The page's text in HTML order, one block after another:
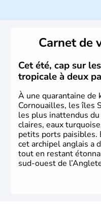
Histoire et
L'Angleterre est l’une
Royaume-Uni. Elle est
d’habitants, les Anglais,
84% de la population de
Xème siècle et
germanique installé sur
parlementaire au
l’essor industriel du
Carnet de
Cet été, cap sur
tropicale à deux
À une quarantaine de
Cornouailles, les îles
les plus inattendus
claires, eaux
petits ports paisibles.
cet archipel anglais a
tout en restant
sud-ouest de